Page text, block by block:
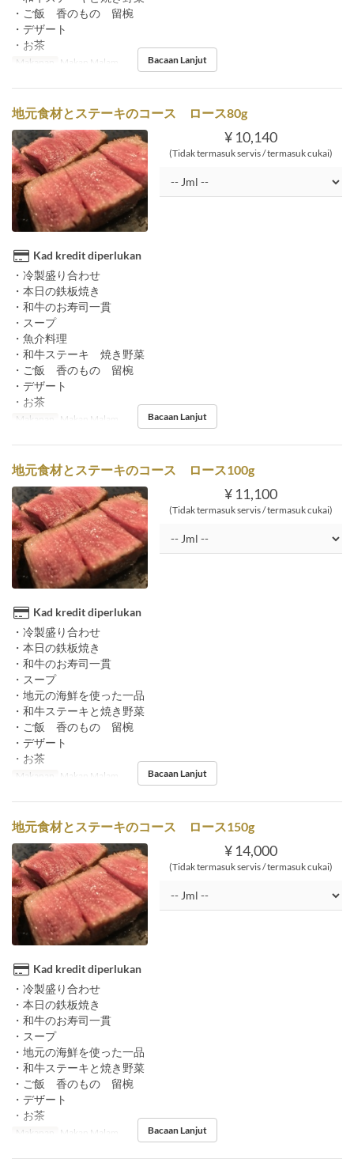
・ご飯 香のもの 留椀
・デザート
・お茶
Makanan Makan Malam Bacaan Lanjut
地元食材とステーキのコース ロース80g
¥ 10,140
(Tidak termasuk servis / termasuk cukai)
Kad kredit diperlukan
・冷製盛り合わせ
・本日の鉄板焼き
・和牛のお寿司一貫
・スープ
・魚介料理
・和牛ステーキ 焼き野菜
・ご飯 香のもの 留椀
・デザート
・お茶
Makanan Makan Malam Bacaan Lanjut
地元食材とステーキのコース ロース100g
¥ 11,100
(Tidak termasuk servis / termasuk cukai)
Kad kredit diperlukan
・冷製盛り合わせ
・本日の鉄板焼き
・和牛のお寿司一貫
・スープ
・地元の海鮮を使った一品
・和牛ステーキと焼き野菜
・ご飯 香のもの 留椀
・デザート
・お茶
Makanan Makan Malam Bacaan Lanjut
地元食材とステーキのコース ロース150g
¥ 14,000
(Tidak termasuk servis / termasuk cukai)
Kad kredit diperlukan
・冷製盛り合わせ
・本日の鉄板焼き
・和牛のお寿司一貫
・スープ
・地元の海鮮を使った一品
・和牛ステーキと焼き野菜
・ご飯 香のもの 留椀
・デザート
・お茶
Makanan Makan Malam Bacaan Lanjut